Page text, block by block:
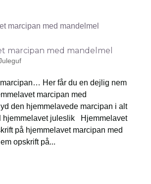
marcipan med mandelmel
Her får du en dejlig nem
marcipan med
den hjemmelavede marcipan i alt
hjemmelavet juleslik Hjemmelavet
på hjemmelavet marcipan med
opskrift på...